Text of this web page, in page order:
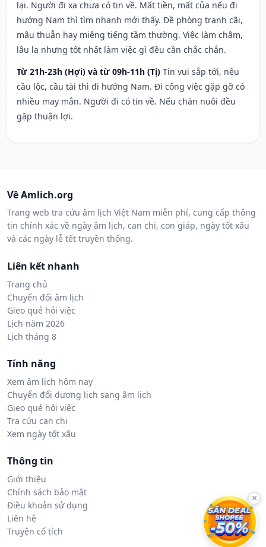
lại. Người đi xa chưa có tin về. Mất tiền, mất của nếu đi
hướng Nam thì tìm nhanh mới thấy. Đề phòng tranh cãi,
mâu thuẫn hay miệng tiếng tầm thường. Việc làm chậm,
lâu la nhưng tốt nhất làm việc gì đều cần chắc chắn.
Từ 21h-23h (Hợi) và từ 09h-11h (Tị) Tin vui sắp tới, nếu
cầu lộc, cầu tài thì đi hướng Nam. Đi công việc gặp gỡ có
nhiều may mắn. Người đi có tin về. Nếu chăn nuôi đều
gặp thuận lợi.
Về Amlich.org
Trang web tra cứu âm lịch Việt Nam miễn phí, cung cấp thông
tin chính xác về ngày âm lịch, can chi, con giáp, ngày tốt xấu
và các ngày lễ tết truyền thống.
Liên kết nhanh
Trang chủ
Chuyển đổi âm lịch
Gieo quẻ hỏi việc
Lịch năm 2026
Lịch tháng 8
Tính năng
Xem âm lịch hôm nay
Chuyển đổi dương lịch sang âm lịch
Gieo quẻ hỏi việc
Tra cứu can chi
Xem ngày tốt xấu
Thông tin
Giới thiệu
Chính sách bảo mật
Điều khoản sử dụng
Liên hệ
Truyện cổ tích
×